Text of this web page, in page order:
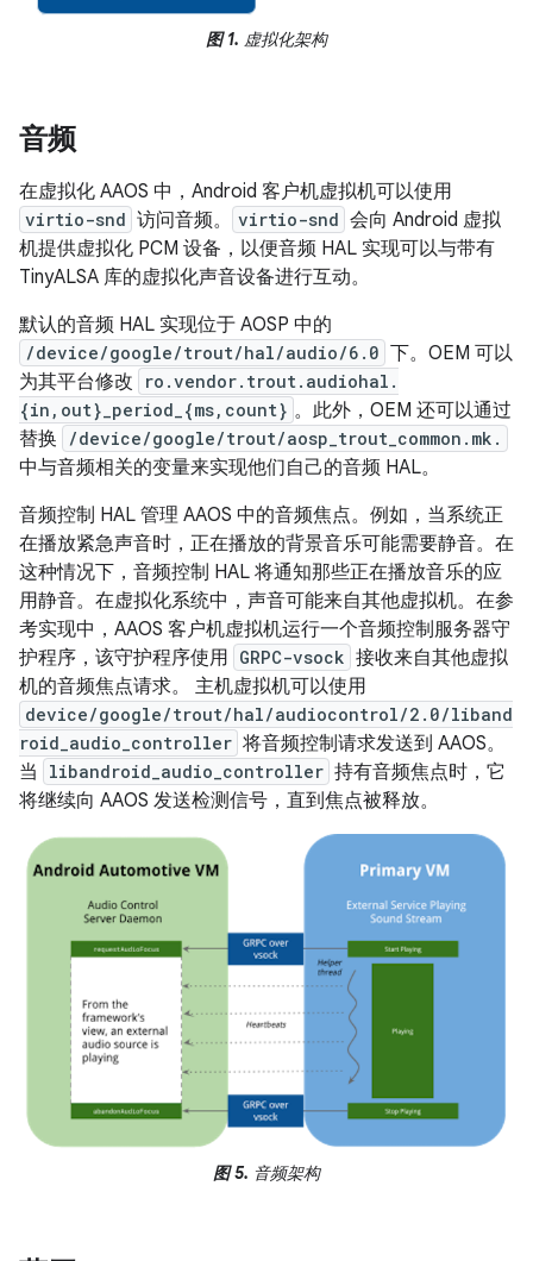
图 1. 虚拟化架构
音频
在虚拟化 AAOS 中，Android 客户机虚拟机可以使用
virtio-snd 访问音频。 virtio-snd 会向 Android 虚拟
机提供虚拟化 PCM 设备，以便音频 HAL 实现可以与带有
TinyALSA 库的虚拟化声音设备进行互动。
默认的音频 HAL 实现位于 AOSP 中的
/device/google/trout/hal/audio/6.0 下。OEM 可以
为其平台修改
ro.vendor.trout.audiohal.
{in,out}_period_{ms,count} 。此外，OEM 还可以通过
替换
/device/google/trout/aosp_trout_common.mk.
中与音频相关的变量来实现他们自己的音频 HAL。
音频控制 HAL 管理 AAOS 中的音频焦点。例如，当系统正
在播放紧急声音时，正在播放的背景音乐可能需要静音。在
这种情况下，音频控制 HAL 将通知那些正在播放音乐的应
用静音。在虚拟化系统中，声音可能来自其他虚拟机。在参
考实现中，AAOS 客户机虚拟机运行一个音频控制服务器守
护程序，该守护程序使用 GRPC-vsock 接收来自其他虚拟
机的音频焦点请求。 主机虚拟机可以使用
device/google/trout/hal/audiocontrol/2.0/liband
roid_audio_controller 将音频控制请求发送到 AAOS。
当
libandroid_audio_controller 持有音频焦点时，它
将继续向 AAOS 发送检测信号，直到焦点被释放。
图 5. 音频架构